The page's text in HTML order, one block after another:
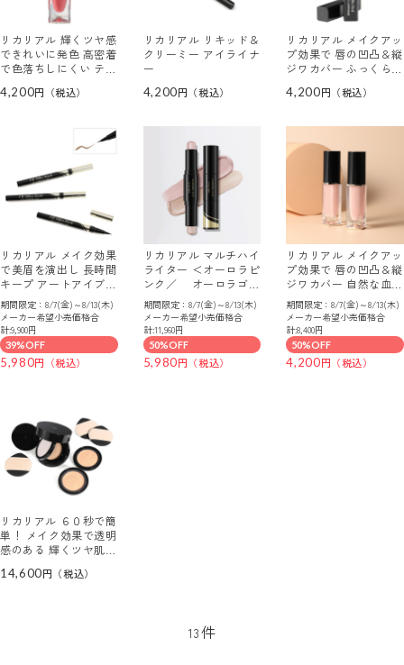
リカリアル 輝くツヤ感
できれいに発色 高密着
で色落ちしにくい ティ
グロスティント （リッ
4,200
リカリアル リキッド＆
クリーミー アイライナ
ー
4,200
リカリアル メイクアッ
プ効果で 唇の凹凸＆縦
ジワカバー ふっくら唇
ス （リップカラー）
4,200
リカリアル メイク効果
で美眉を演出し 長時間
キープ アートアイブロ
ウティント ３本セット
期間限定：8/7(金)～8/13(木)
メーカー希望小売価格合
計:9,900円
39%OFF
5,980
リカリアル マルチハイ
ライター ＜オーロラピ
ンク／ オーロラゴー
ルド＞ ２本セット
期間限定：8/7(金)～8/13(木)
メーカー希望小売価格合
計:11,960円
50%OFF
5,980
リカリアル メイクアッ
プ効果で 唇の凹凸＆縦
ジワカバー 自然な血色
感を演出 リップオイル
エッセンス ２本セット
期間限定：8/7(金)～8/13(木)
メーカー希望小売価格合
計:8,400円
50%OFF
4,200
リカリアル ６０秒で簡
単！ メイク効果で透明
感のある 輝くツヤ肌に
デ＆パウダー 特別セッ
14,600
13件